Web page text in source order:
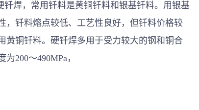
焊，常用钎料是黄铜钎料和银基钎料。用银基
，钎料熔点较低、工艺性良好，但钎料价格较
黄铜钎料。硬钎焊多用于受力较大的钢和铜合
200～490MPa，